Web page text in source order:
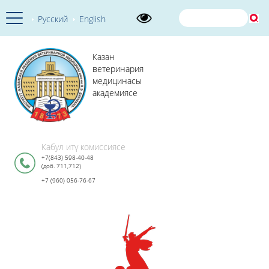
Русский English
Казан
ветеринария
медицинасы
академиясе
Кабул итү комиссиясе
+7(843) 598-40-48
(доб. 711,712)
+7 (960) 056-76-67